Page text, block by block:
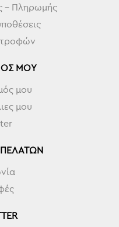
- Πληρωμής
ΜΟΥ
μου
μου